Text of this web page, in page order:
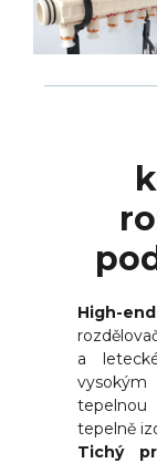
High-end
a
tepelně
Tichý